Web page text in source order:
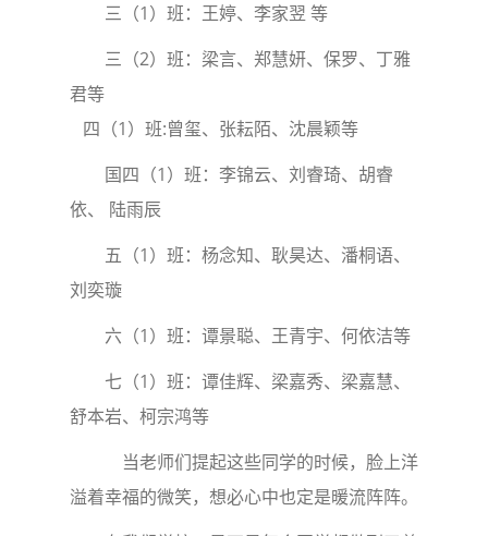
三（1）班：王婷、李家翌 等
三（2）班：梁言、郑慧妍、保罗、丁雅
君等
四（1）班:曾玺、张耘陌、沈晨颖等
国四（1）班：李锦云、刘睿琦、胡睿
依、 陆雨辰
五（1）班：杨念知、耿昊达、潘桐语、
刘奕璇
六（1）班：谭景聪、王青宇、何依洁等
七（1）班：谭佳辉、梁嘉秀、梁嘉慧、
舒本岩、柯宗鸿等
当老师们提起这些同学的时候，脸上洋
溢着幸福的微笑，想必心中也定是暖流阵阵。